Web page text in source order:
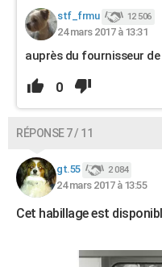
stf_frmu 12 506
24 mars 2017 à 13:31
auprès du fournisseur
0
RÉPONSE 7 / 11
gt.55 2 084
24 mars 2017 à 13:55
Cet habillage est